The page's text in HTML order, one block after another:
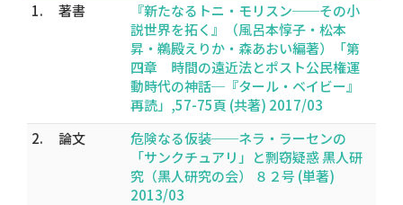
1.
著書
『新たなるトニ・モリスン──その小
説世界を拓く』（風呂本惇子・松本
昇・鵜殿えりか・森あおい編著）「第
四章 時間の遠近法とポスト公民権運
動時代の神話─『タール・ベイビー』
再読」,57-75頁 (共著) 2017/03
2.
論文
危険なる仮装──ネラ・ラーセンの
「サンクチュアリ」と剽窃疑惑 黒人研
究（黒人研究の会） ８２号 (単著)
2013/03